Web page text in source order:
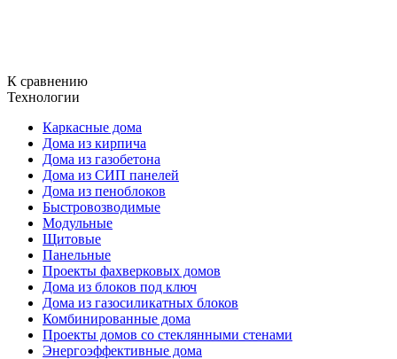
К сравнению
Технологии
Каркасные дома
Дома из кирпича
Дома из газобетона
Дома из СИП панелей
Дома из пеноблоков
Быстровозводимые
Модульные
Щитовые
Панельные
Проекты фахверковых домов
Дома из блоков под ключ
Дома из газосиликатных блоков
Комбинированные дома
Проекты домов со стеклянными стенами
Энергоэффективные дома